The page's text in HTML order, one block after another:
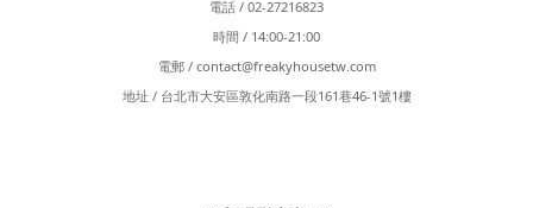
電話 / 02-27216823
時間 / 14:00-21:00
電郵 / contact@freakyhousetw.com
地址 / 台北市大安區敦化南路一段161巷46-1號1樓